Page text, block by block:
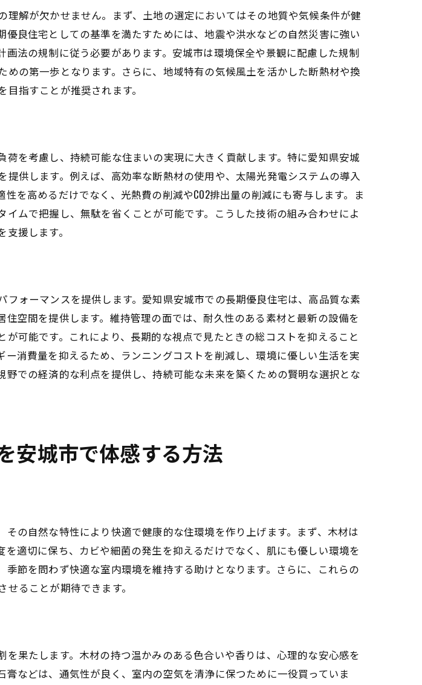
の確保
システム
設計
住まいの特性
を実現する健康住宅の秘密
ホーム技術の活用
るガーデニング
で豊かな生活を
イフスタイルの変化
たらす快適な暮らし
る家づくり
声を紹介
ロセスとその利点
族の笑顔
びの重要性
要事項
解が欠かせません。まず、土地の選定においてはその地質や気候条件が健
良住宅としての基準を満たすためには、地震や洪水などの自然災害に強い
法の規制に従う必要があります。安城市は環境保全や景観に配慮した規制
の第一歩となります。さらに、地域特有の気候風土を活かした断熱材や換
指すことが推奨されます。
を考慮し、持続可能な住まいの実現に大きく貢献します。特に愛知県安城
供します。例えば、高効率な断熱材の使用や、太陽光発電システムの導入
を高めるだけでなく、光熱費の削減やCO2排出量の削減にも寄与します。ま
ムで把握し、無駄を省くことが可能です。こうした技術の組み合わせによ
援します。
ォーマンスを提供します。愛知県安城市での長期優良住宅は、高品質な素
空間を提供します。維持管理の面では、耐久性のある素材と最新の設備を
可能です。これにより、長期的な視点で見たときの総コストを抑えること
消費量を抑えるため、ランニングコストを削減し、環境に優しい生活を実
での経済的な利点を提供し、持続可能な未来を築くための賢明な選択とな
安城市で体感する方法
の自然な特性により快適で健康的な住環境を作り上げます。まず、木材は
適切に保ち、カビや細菌の発生を抑えるだけでなく、肌にも優しい環境を
節を問わず快適な室内環境を維持する助けとなります。さらに、これらの
ることが期待できます。
果たします。木材の持つ温かみのある色合いや香りは、心理的な安心感を
などは、通気性が良く、室内の空気を清浄に保つために一役買っていま